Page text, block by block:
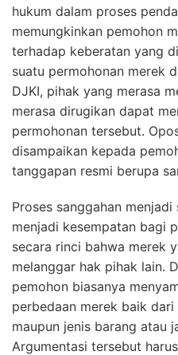
hukum dalam proses
memungkinkan pemohon
terhadap keberatan yang
suatu permohonan merek
DJKI, pihak yang merasa
merasa dirugikan dapat
permohonan tersebut.
disampaikan kepada
tanggapan resmi berupa
Proses sanggahan
menjadi kesempatan bagi
secara rinci bahwa merek
melanggar hak pihak lain.
pemohon biasanya
perbedaan merek baik
maupun jenis barang atau
Argumentasi tersebut